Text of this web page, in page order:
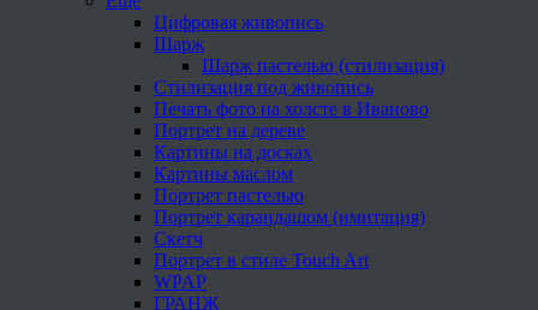
Цифровая живопись
Шарж
Шарж пастелью (стилизация)
Стилизация под живопись
Печать фото на холсте в Иваново
Портрет на дереве
Картины на досках
Картины маслом
Портрет пастелью
Портрет карандашом (имитация)
Скетч
Портрет в стиле Touch Art
WPAP
ГРАНЖ